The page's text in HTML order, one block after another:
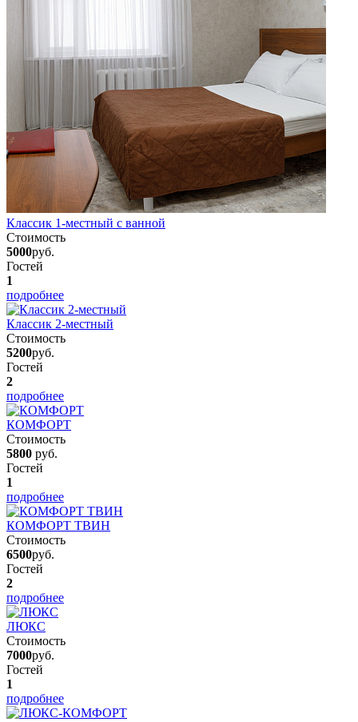
Классик 1-местный с ванной
Стоимость
5000руб.
Гостей
1
подробнее
Классик 2-местный
Стоимость
5200руб.
Гостей
2
подробнее
КОМФОРТ
Стоимость
5800 руб.
Гостей
1
подробнее
КОМФОРТ ТВИН
Стоимость
6500руб.
Гостей
2
подробнее
ЛЮКС
Стоимость
7000руб.
Гостей
1
подробнее